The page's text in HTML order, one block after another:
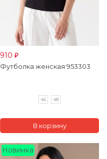
910 ₽
Футболка женская 953303
46 48
Новинка